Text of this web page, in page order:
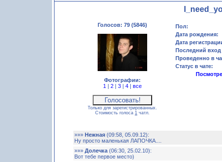
Голосов: 79 (5846)
Фотографии:
1 | 2 | 3 | 4 | все
Только для зарегистрированных.
Стоимость голоса 1 чатл.
Пол:
Дата рождения:
Дата
Последний вход
Проведенно в
Статус в чате:
»»» Нежная (09:58, 05.09.12):
Ну просто маленькая ЛАПОЧКА....
»»» Долечка (06:30, 25.02.10):
Вот тебе первое место)